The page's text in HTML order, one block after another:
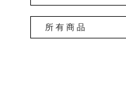
所有商品